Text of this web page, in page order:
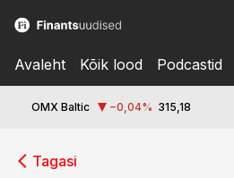
Avaleht Kõik lood Podcastid
OMX Baltic −0,04% 315,18
Tagasi